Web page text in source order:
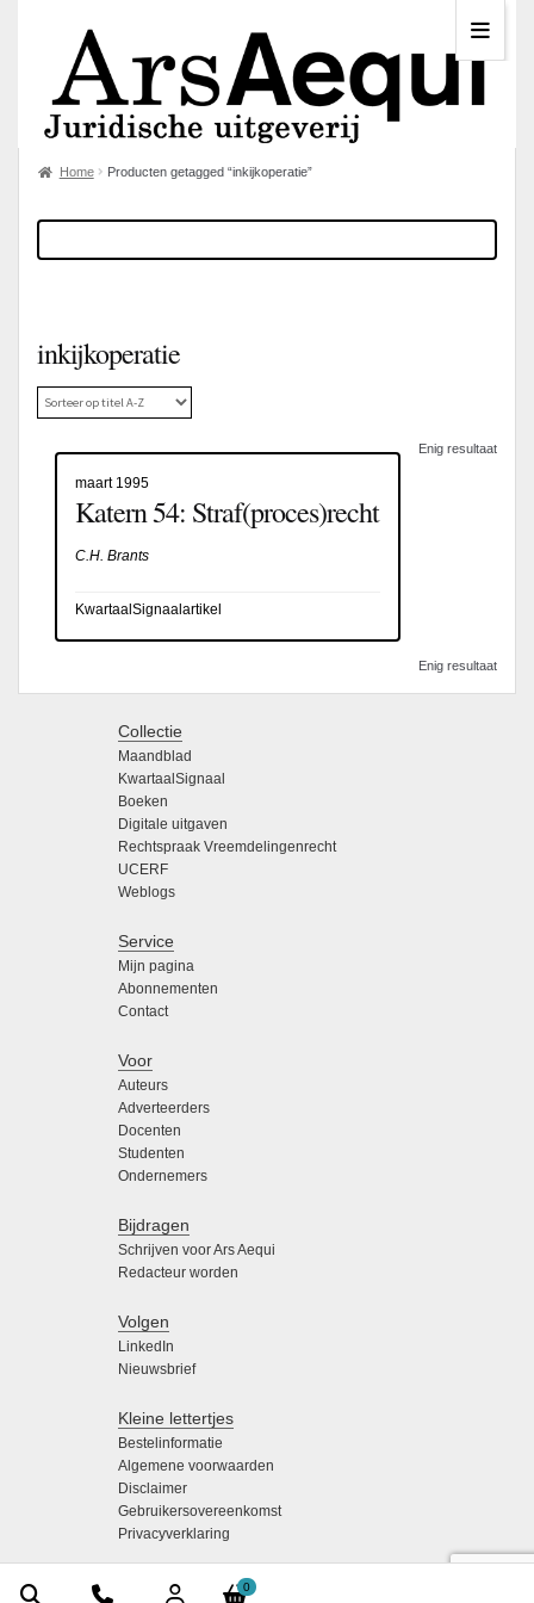
0
Home Producten getagged “inkijkoperatie”
inkijkoperatie
Enig resultaat
maart 1995
Katern 54: Straf(proces)recht
C.H. Brants
KwartaalSignaalartikel
Enig resultaat
Collectie
Maandblad
KwartaalSignaal
Boeken
Digitale uitgaven
Rechtspraak Vreemdelingenrecht
UCERF
Weblogs
Service
Mijn pagina
Abonnementen
Contact
Voor
Auteurs
Adverteerders
Docenten
Studenten
Ondernemers
Bijdragen
Schrijven voor Ars Aequi
Redacteur worden
Volgen
LinkedIn
Nieuwsbrief
Kleine lettertjes
Bestelinformatie
Algemene voorwaarden
Disclaimer
Gebruikersovereenkomst
Privacyverklaring